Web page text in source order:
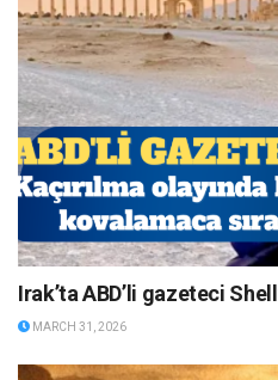
Irak’ta ABD’li gazeteci
MARCH 31, 2026